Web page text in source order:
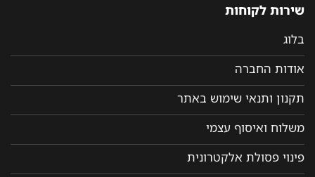
שירות לקוחות
בלוג
אודות החברה
תקנון ותנאי שימוש באתר
משלוח ואיסוף עצמי
פינוי פסולת אלקטרונית